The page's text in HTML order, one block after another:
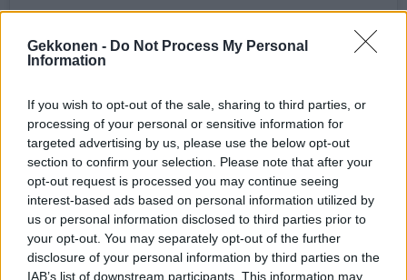
Gekkonen - Do Not Process My Personal
Information
If you wish to opt-out of the sale, sharing to third parties, or
processing of your personal or sensitive information for
targeted advertising by us, please use the below opt-out
section to confirm your selection. Please note that after your
opt-out request is processed you may continue seeing
interest-based ads based on personal information utilized by
us or personal information disclosed to third parties prior to
your opt-out. You may separately opt-out of the further
disclosure of your personal information by third parties on the
IAB’s list of downstream participants. This information may
Seuraa Gekkosta Instagramissa